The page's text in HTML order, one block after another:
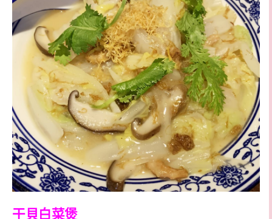
干貝白菜煲